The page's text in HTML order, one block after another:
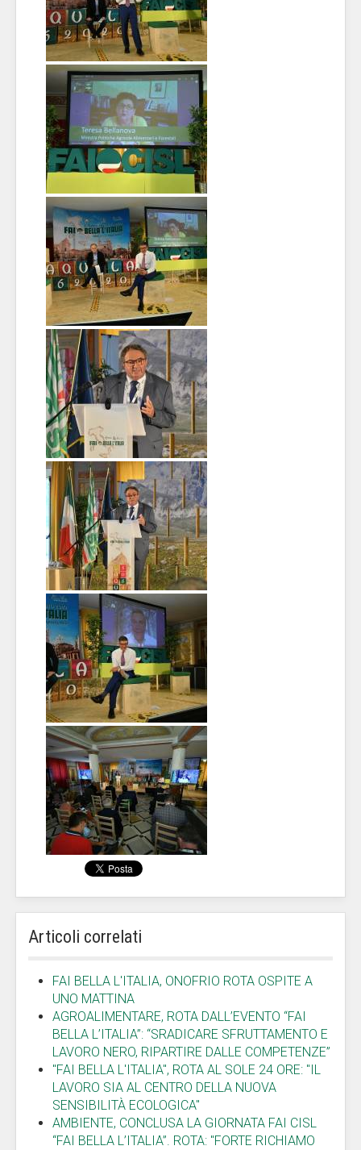
Articoli correlati
FAI BELLA L'ITALIA, ONOFRIO ROTA OSPITE A
UNO MATTINA
AGROALIMENTARE, ROTA DALL’EVENTO “FAI
BELLA L’ITALIA”: “SRADICARE SFRUTTAMENTO E
LAVORO NERO, RIPARTIRE DALLE COMPETENZE”
"FAI BELLA L'ITALIA", ROTA AL SOLE 24 ORE: "IL
LAVORO SIA AL CENTRO DELLA NUOVA
SENSIBILITÀ ECOLOGICA"
AMBIENTE, CONCLUSA LA GIORNATA FAI CISL
“FAI BELLA L’ITALIA”. ROTA: "FORTE RICHIAMO